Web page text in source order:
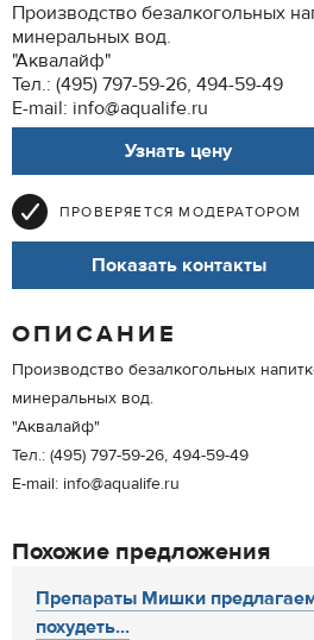
Производство безалкогольных
минеральных вод.
"Аквалайф"
Тел.: (495) 797-59-26, 494-59-49
E-mail: info@aqualife.ru
Узнать цену
ПРОВЕРЯЕТСЯ МОДЕРАТОРОМ
Показать контакты
ОПИСАНИЕ
Производство безалкогольных
минеральных вод.
"Аквалайф"
Тел.: (495) 797-59-26, 494-59-49
E-mail: info@aqualife.ru
Похожие предложения
Препараты Мишки
похудеть...